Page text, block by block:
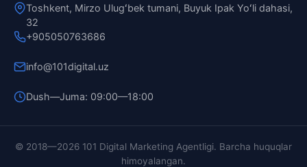
Toshkent, Mirzo Ulugʻbek tumani, Buyuk Ipak Yoʻli dahasi,
32
+905050763686
info@101digital.uz
Dush—Juma: 09:00—18:00
© 2018—2026 101 Digital Marketing Agentligi. Barcha huquqlar
himoyalangan.
Online